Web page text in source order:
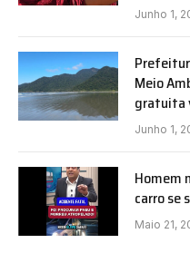
Junho 1,
Meio
gratuita
Junho 1,
Homem
carro se
Maio 21,